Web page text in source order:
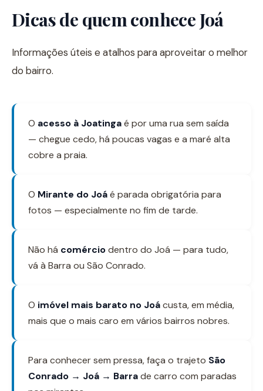
Dicas de quem conhece Joá
Informações úteis e atalhos para aproveitar o melhor
do bairro.
O acesso à Joatingaé por uma rua sem saída
— chegue cedo, há poucas vagas e a maré alta
cobre a praia.
O Mirante do Joáé parada obrigatória para
fotos — especialmente no fim de tarde.
Não há comérciodentro do Joá — para tudo,
vá à Barra ou São Conrado.
O imóvel mais barato no Joácusta, em média,
mais que o mais caro em vários bairros nobres.
Para conhecer sem pressa, faça o trajeto São
Conrado → Joá → Barrade carro com paradas